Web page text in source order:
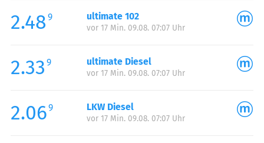
2.48 9 ultimate 102
vor 17 Min. 09.08. 07:07 Uhr
2.33 9 ultimate Diesel
vor 17 Min. 09.08. 07:07 Uhr
2.069 LKW Diesel
vor 17 Min. 09.08. 07:07 Uhr